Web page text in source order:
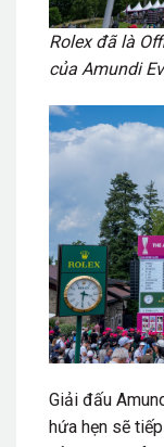
Rolex đã là
của Amundi
Giải đấu
hứa hẹn sẽ